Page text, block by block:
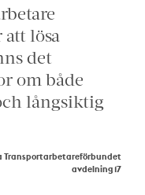
lösa
det
om både
långsiktig
Transportarbetareförbundet
avdelning 17